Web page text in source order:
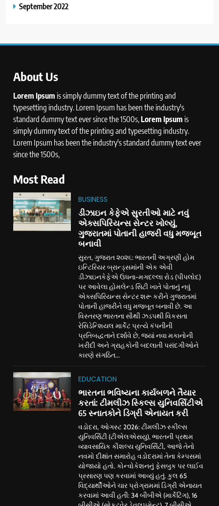
September 2022
About Us
Lorem Ipsum is simply dummy text of the printing and
typesetting industry. Lorem Ipsum has been the industry's
standard dummy text ever since the 1500s,Lorem Ipsum is
simply dummy text of the printing and typesetting industry.
Lorem Ipsum has been the industry's standard dummy text ever
since the 1500s,
Most Read
BUSINESS
ડીઝાઇન કેફેએ સુરતીઓ માટે નવું
એક્સપિરિયન્સ સેન્ટર ખોલ્યું,
ગુજરાતમાં પોતાની હાજરી વધુ મજબૂત
બનાવી
સુરત, ગુજરાત ૨૦૨૬: ભારતની અગ્રણી હોમ
ઇન્ટિરિયર બ્રાન્ડ્સમાંની એક એવી
ડીઝાઇનકેફેએ ઉધના-મગદલ્લા રોડ (પીપલોદ)
પર આવેલા હોમલેન્ડ સિટી ખાતે પોતાનું નવું
એક્સપિરિયન્સ સેન્ટર શરૂ કરીને ગુજરાતમાં
પોતાની હાજરીને વધુ મજબૂત બનાવી છે. આ
વિસ્તરણ ભારતના સૌથી ઝડપથી વિકસતા
રેસિડેન્શિયલ માર્કેટ પ્રત્યે કંપનીની
પ્રતિબદ્ધતાને દર્શાવે છે, જ્યાં નવા મકાનોની
ખરીદી અને ગ્રાહકોની બદલાતી પસંદગીઓને
કારણે સંગઠિત...
EDUCATION
ભારતના ભવિષ્યના કાર્યબળને તૈયાર
કરતાં: ટીમલીઝ સ્કિલ્સ યુનિવર્સિટીએ
65 સ્નાતકોને ડિગ્રી એનાયત કરી
વડોદરા, ઓગસ્ટ 2026: ટીમલીઝ સ્કીલ્સ
યુનિવર્સિટી (ટીએલએસયુ), ભારતની પ્રથમ
વ્યાવસાયિક કૌશલ્ય યુનિવર્સિટી, આજે તેનો
નવમો દીક્ષાંત સમારોહ વડોદરામાં તેના કેમ્પસમાં
યોજાયો હતો. કોન્વોકેશનનું ફેસબુક પર લાઈવ
પ્રસારણ પણ કરવામાં આવ્યું હતું. કુલ 65
વિદ્યાર્થીઓને ચાર પ્રોગ્રામમાં ડિગ્રી એનાયત
કરવામાં આવી હતી: 34 બીબીએ (માર્કેટિંગ), 16